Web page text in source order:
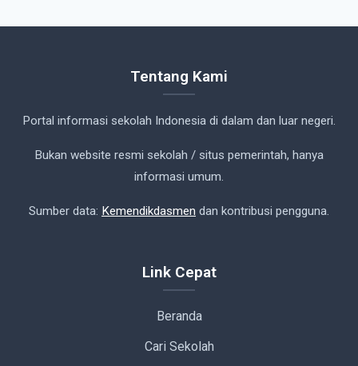
Tentang Kami
Portal informasi sekolah Indonesia di dalam dan luar negeri.
Bukan website resmi sekolah / situs pemerintah, hanya
informasi umum.
Sumber data: Kemendikdasmen dan kontribusi pengguna.
Link Cepat
Beranda
Cari Sekolah